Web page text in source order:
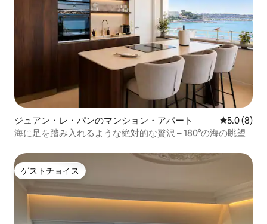
ジュアン・レ・パンのマンション・アパート レビュー8
5.0 (8)
海に足を踏み入れるような絶対的な贅沢 – 180°の海の眺望
ゲストチョイス
ゲストチョイス